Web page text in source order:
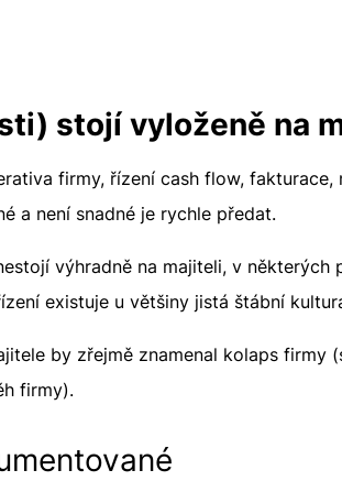
stojí vyloženě na
firmy, řízení cash flow,
a není snadné je rychle předat.
výhradně na majiteli, v některých
existuje u většiny jistá štábní
by zřejmě znamenal kolaps firmy
firmy).